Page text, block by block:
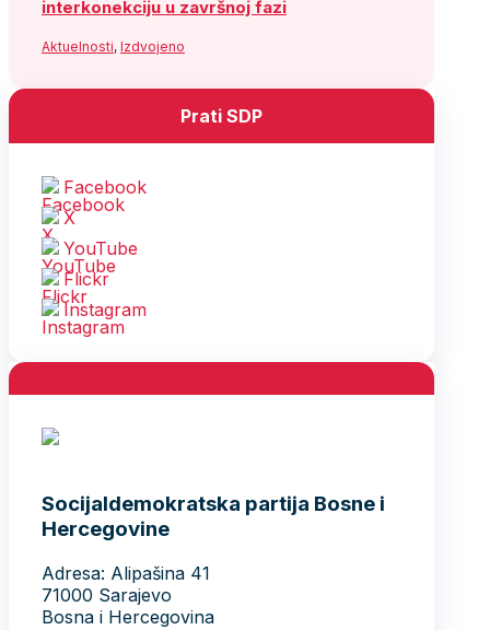
interkonekciju u završnoj fazi
Aktuelnosti, Izdvojeno
Prati SDP
Facebook
X
YouTube
Flickr
Instagram
Socijaldemokratska partija Bosne i
Hercegovine
Adresa: Alipašina 41
71000 Sarajevo
Bosna i Hercegovina